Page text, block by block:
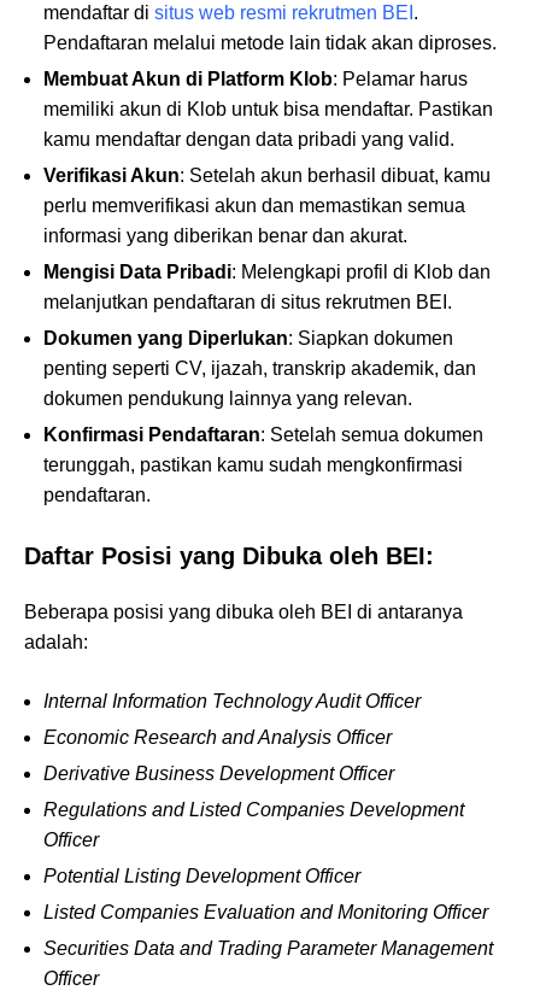
mendaftar di situs web resmi rekrutmen BEI .
Pendaftaran melalui metode lain tidak akan diproses.
Membuat Akun di Platform Klob: Pelamar harus
memiliki akun di Klob untuk bisa mendaftar. Pastikan
kamu mendaftar dengan data pribadi yang valid.
Verifikasi Akun: Setelah akun berhasil dibuat, kamu
perlu memverifikasi akun dan memastikan semua
informasi yang diberikan benar dan akurat.
Mengisi Data Pribadi: Melengkapi profil di Klob dan
melanjutkan pendaftaran di situs rekrutmen BEI.
Dokumen yang Diperlukan: Siapkan dokumen
penting seperti CV, ijazah, transkrip akademik, dan
dokumen pendukung lainnya yang relevan.
Konfirmasi Pendaftaran: Setelah semua dokumen
terunggah, pastikan kamu sudah mengkonfirmasi
pendaftaran.
Daftar Posisi yang Dibuka oleh BEI:
Beberapa posisi yang dibuka oleh BEI di antaranya
adalah:
Internal Information Technology Audit Officer
Economic Research and Analysis Officer
Derivative Business Development Officer
Regulations and Listed Companies Development
Officer
Potential Listing Development Officer
Listed Companies Evaluation and Monitoring Officer
Securities Data and Trading Parameter Management
Officer